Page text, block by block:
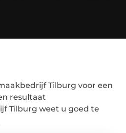
Tilburg voor een
resultaat
Tilburg weet u goed te